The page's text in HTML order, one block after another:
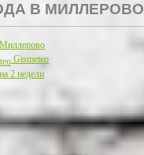
В МИЛЛЕРОВО
Gismeteo
2 недели